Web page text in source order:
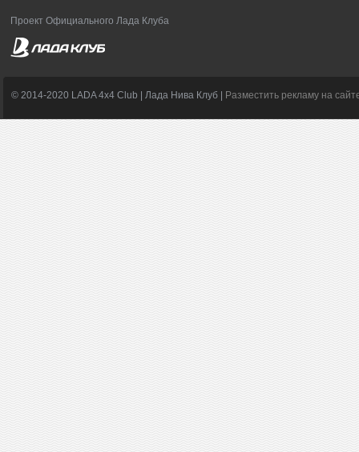
Проект Официального Лада Клуба
© 2014-2020 LADA 4x4 Club | Лада Нива Клуб | Разместить рекламу на